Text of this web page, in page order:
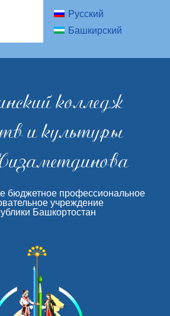
Русский
Башкирский
колледж
и культуры
бюджетное профессиональное
учреждение
Башкортостан